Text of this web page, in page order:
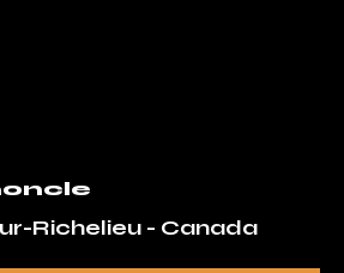
Richelieu - Canada